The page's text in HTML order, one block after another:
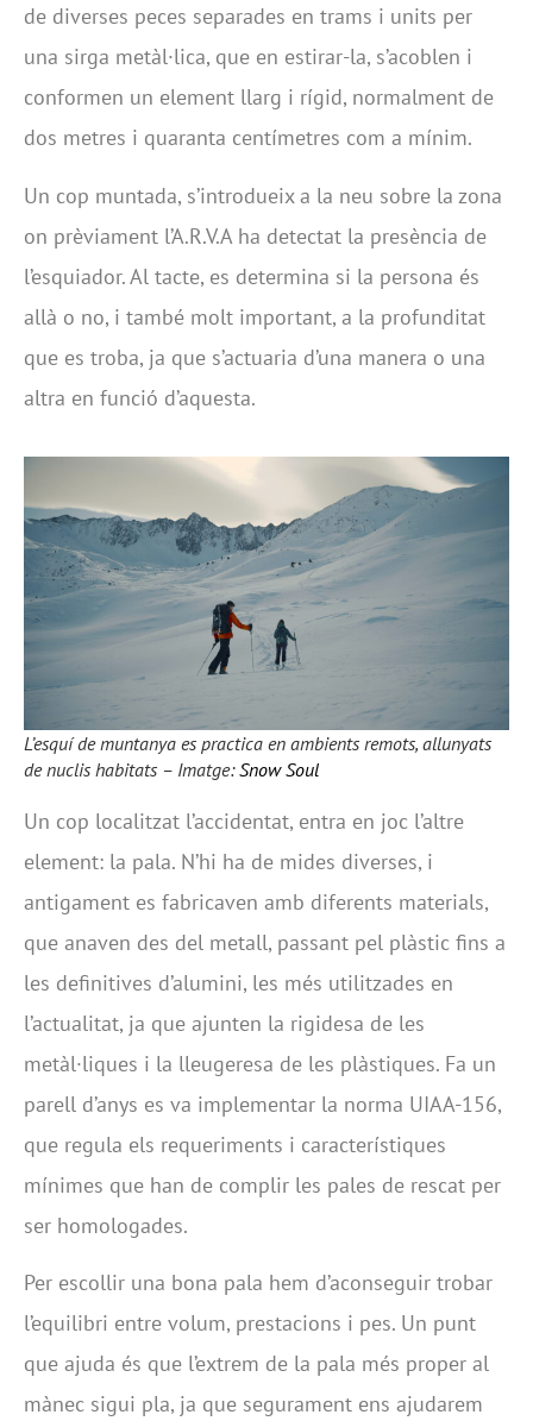
de diverses peces separades en trams i units per
una sirga metàl·lica, que en estirar-la, s’acoblen i
conformen un element llarg i rígid, normalment de
dos metres i quaranta centímetres com a mínim.
Un cop muntada, s’introdueix a la neu sobre la zona
on prèviament l’A.R.V.A ha detectat la presència de
l’esquiador. Al tacte, es determina si la persona és
allà o no, i també molt important, a la profunditat
que es troba, ja que s’actuaria d’una manera o una
altra en funció d’aquesta.
L’esquí de muntanya es practica en ambients remots, allunyats
de nuclis habitats – Imatge:Snow Soul
Un cop localitzat l’accidentat, entra en joc l’altre
element: la pala. N’hi ha de mides diverses, i
antigament es fabricaven amb diferents materials,
que anaven des del metall, passant pel plàstic fins a
les definitives d’alumini, les més utilitzades en
l’actualitat, ja que ajunten la rigidesa de les
metàl·liques i la lleugeresa de les plàstiques. Fa un
parell d’anys es va implementar la norma UIAA-156,
que regula els requeriments i característiques
mínimes que han de complir les pales de rescat per
ser homologades.
Per escollir una bona pala hem d’aconseguir trobar
l’equilibri entre volum, prestacions i pes. Un punt
que ajuda és que l’extrem de la pala més proper al
mànec sigui pla, ja que segurament ens ajudarem